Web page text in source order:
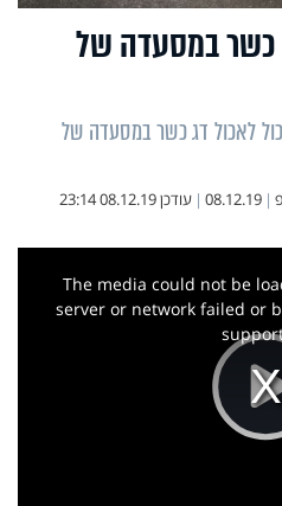
כשר במסעדה של
לאכול דג כשר במסעדה של
|
08.12.19
| עודכן08.12.19 23:14
This
The media could not be
server or network failed or